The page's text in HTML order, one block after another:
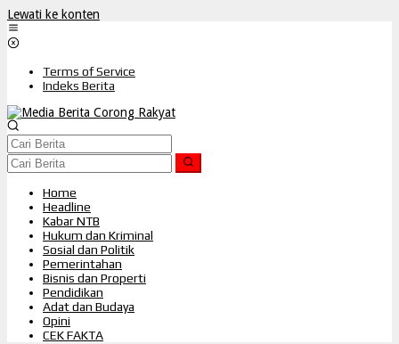
Lewati ke konten
Terms of Service
Indeks Berita
Home
Headline
Kabar NTB
Hukum dan Kriminal
Sosial dan Politik
Pemerintahan
Bisnis dan Properti
Pendidikan
Adat dan Budaya
Opini
CEK FAKTA